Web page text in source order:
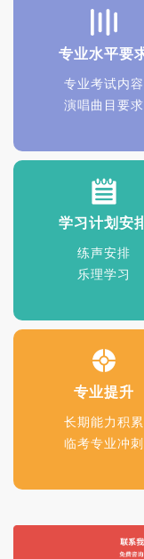
专业水平要
专业考试内容
演唱曲目要求
学习计划安
练声安排
乐理学习
专业提升
长期能力积累
临考专业冲刺